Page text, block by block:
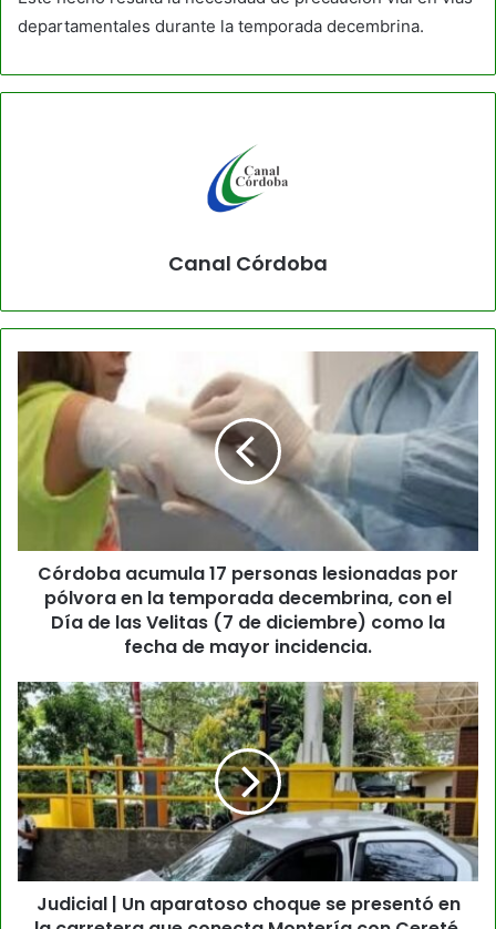
departamentales durante la temporada decembrina.
Canal Córdoba
Córdoba acumula 17 personas lesionadas por
pólvora en la temporada decembrina, con el
Día de las Velitas (7 de diciembre) como la
fecha de mayor incidencia.
Judicial | Un aparatoso choque se presentó en